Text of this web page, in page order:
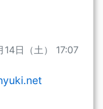
14日（土） 17:07